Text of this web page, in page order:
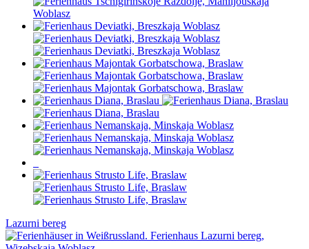
Lazurni bereg